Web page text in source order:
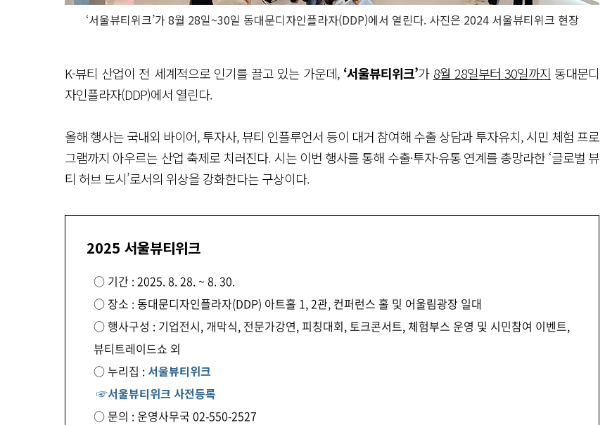
‘서울뷰티위크’가 8월 28일~30일 동대문디자인플라자(DDP)에서 열린다. 사진은 2024 서울뷰티위크 현장
K-뷰티 산업이 전 세계적으로 인기를 끌고 있는 가운데, ‘서울뷰티위크’가 8월 28일부터 30일까지 동대문디
자인플라자(DDP)에서 열린다.
올해 행사는 국내외 바이어, 투자사, 뷰티 인플루언서 등이 대거 참여해 수출 상담과 투자유치, 시민 체험 프로
그램까지 아우르는 산업 축제로 치러진다. 시는 이번 행사를 통해 수출·투자·유통 연계를 총망라한 ‘글로벌 뷰
티 허브 도시’로서의 위상을 강화한다는 구상이다.
2025 서울뷰티위크
○ 기간 : 2025. 8. 28. ~ 8. 30.
○ 장소 : 동대문디자인플라자(DDP) 아트홀 1, 2관, 컨퍼런스 홀 및 어울림광장 일대
○ 행사구성 : 기업전시, 개막식, 전문가강연, 피칭대회, 토크콘서트, 체험부스 운영 및 시민참여 이벤트,
뷰티트레이드쇼 외
○ 누리집 : 서울뷰티위크
☞서울뷰티위크 사전등록
○ 문의 : 운영사무국 02-550-2527